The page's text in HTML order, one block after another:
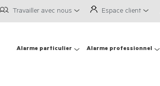
Alarme particulier Alarme professionnel
Travailler avec nous Espace client